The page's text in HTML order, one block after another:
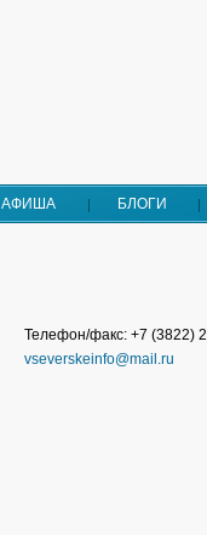
АФИША БЛОГИ
Телефон/факс: +7 (3822)
vseverskeinfo@mail.ru